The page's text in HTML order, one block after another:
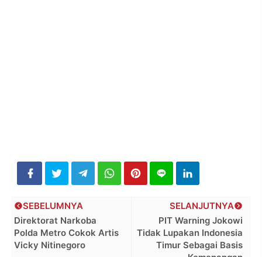
SELANJUTNYA
PIT Warning Jokowi
Tidak Lupakan Indonesia
Timur Sebagai Basis
SEBELUMNYA
Direktorat Narkoba
Polda Metro Cokok Artis
Vicky Nitinegoro